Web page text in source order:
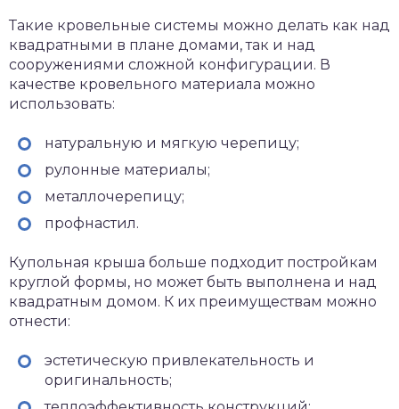
Такие кровельные системы можно делать как над
квадратными в плане домами, так и над
сооружениями сложной конфигурации. В
качестве кровельного материала можно
использовать:
натуральную и мягкую черепицу;
рулонные материалы;
металлочерепицу;
профнастил.
Купольная крыша больше подходит постройкам
круглой формы, но может быть выполнена и над
квадратным домом. К их преимуществам можно
отнести:
эстетическую привлекательность и
оригинальность;